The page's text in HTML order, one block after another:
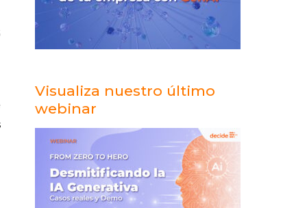
Visualiza nuestro último
webinar